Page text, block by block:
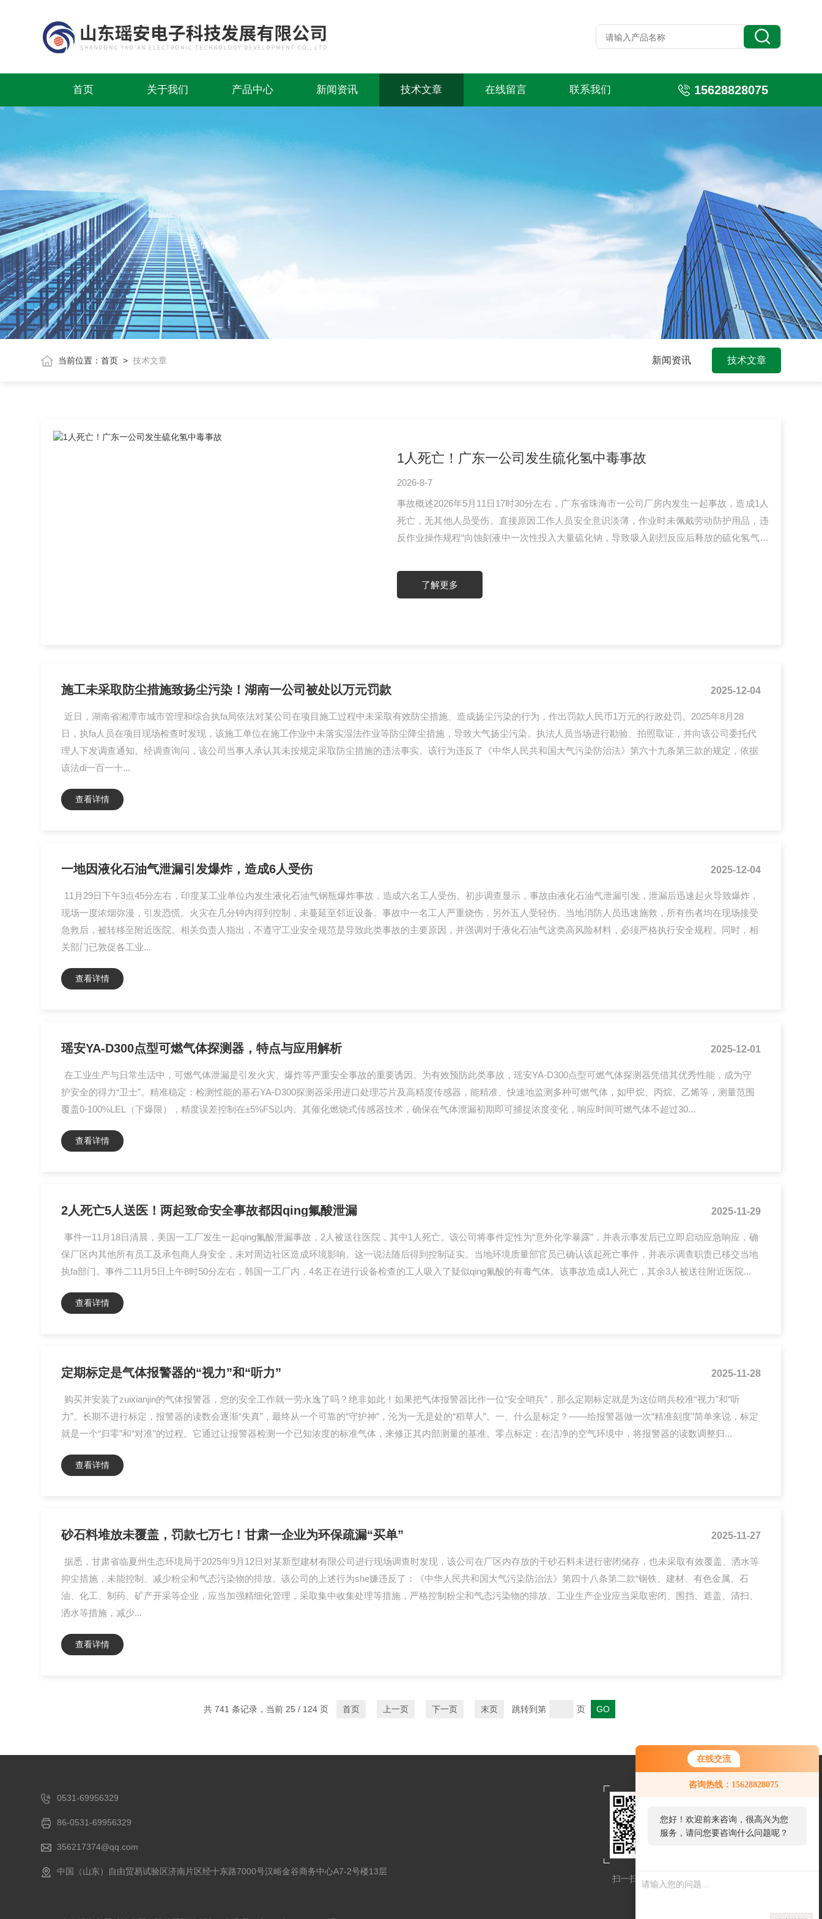
在线交流
咨询热线：15628828075
您好！欢迎前来咨询，很高兴为您
服务，请问您要咨询什么问题呢？
首页 关于我们 产品中心 新闻资讯 技术文章 在线留言 联系我们 15628828075
当前位置：首页 >技术文章 技术文章
新闻资讯
1人死亡！广东一公司发生硫化氢中毒事故
2026-8-7
事故概述2026年5月11日17时30分左右，广东省珠海市一公司厂房内发生一起事故，造成1人
死亡，无其他人员受伤。直接原因工作人员安全意识淡薄，作业时未佩戴劳动防护用品，违
反作业操作规程“向蚀刻液中一次性投入大量硫化钠，导致吸入剧烈反应后释放的硫化氢气体
毒、具有强酸性的窒息性气体，低浓度时具有臭鸡蛋味，可刺激呼吸道和眼睛；但高浓度时
很快引起嗅觉神经麻痹而不觉其味，容易使人中毒发生闪电型死亡...
了解更多
施工未采取防尘措施致扬尘污染！湖南一公司被处以万元罚款
近日，湖南省湘潭市城市管理和综合执fa局依法对某公司在项目施工过程中未采取有效防尘措施、造成扬尘污染的行为，作出罚款人民币1万元的行政处罚。2025年8月28
日，执fa人员在项目现场检查时发现，该施工单位在施工作业中未落实湿法作业等防尘降尘措施，导致大气扬尘污染。执法人员当场进行勘验、拍照取证，并向该公司委托代
理人下发调查通知。经调查询问，该公司当事人承认其未按规定采取防尘措施的违法事实。该行为违反了《中华人民共和国大气污染防治法》第六十九条第三款的规定，依据
该法di一百一十...
查看详情
2025-12-04
一地因液化石油气泄漏引发爆炸，造成6人受伤
11月29日下午3点45分左右，印度某工业单位内发生液化石油气钢瓶爆炸事故，造成六名工人受伤。初步调查显示，事故由液化石油气泄漏引发，泄漏后迅速起火导致爆炸，
现场一度浓烟弥漫，引发恐慌。火灾在几分钟内得到控制，未蔓延至邻近设备。事故中一名工人严重烧伤，另外五人受轻伤。当地消防人员迅速施救，所有伤者均在现场接受
急救后，被转移至附近医院。相关负责人指出，不遵守工业安全规范是导致此类事故的主要原因，并强调对于液化石油气这类高风险材料，必须严格执行安全规程。同时，相
关部门已敦促各工业...
查看详情
2025-12-04
瑶安YA-D300点型可燃气体探测器，特点与应用解析
在工业生产与日常生活中，可燃气体泄漏是引发火灾、爆炸等严重安全事故的重要诱因。为有效预防此类事故，瑶安YA-D300点型可燃气体探测器凭借其优秀性能，成为守
护安全的得力“卫士”。精准稳定：检测性能的基石YA-D300探测器采用进口处理芯片及高精度传感器，能精准、快速地监测多种可燃气体，如甲烷、丙烷、乙烯等，测量范围
覆盖0-100%LEL（下爆限），精度误差控制在±5%FS以内。其催化燃烧式传感器技术，确保在气体泄漏初期即可捕捉浓度变化，响应时间可燃气体不超过30...
查看详情
2025-12-01
2人死亡5人送医！两起致命安全事故都因qing氟酸泄漏
事件一11月18日清晨，美国一工厂发生一起qing氟酸泄漏事故，2人被送往医院，其中1人死亡。该公司将事件定性为“意外化学暴露”，并表示事发后已立即启动应急响应，确
保厂区内其他所有员工及承包商人身安全，未对周边社区造成环境影响。这一说法随后得到控制证实。当地环境质量部官员已确认该起死亡事件，并表示调查职责已移交当地
执fa部门。事件二11月5日上午8时50分左右，韩国一工厂内，4名正在进行设备检查的工人吸入了疑似qing氟酸的有毒气体。该事故造成1人死亡，其余3人被送往附近医院...
查看详情
2025-11-29
定期标定是气体报警器的“视力”和“听力”
购买并安装了zuixianjin的气体报警器，您的安全工作就一劳永逸了吗？绝非如此！如果把气体报警器比作一位“安全哨兵”，那么定期标定就是为这位哨兵校准“视力”和“听
力”。长期不进行标定，报警器的读数会逐渐“失真”，最终从一个可靠的“守护神”，沦为一无是处的“稻草人”。一、什么是标定？——给报警器做一次“精准刻度”简单来说，标定
就是一个“归零”和“对准”的过程。它通过让报警器检测一个已知浓度的标准气体，来修正其内部测量的基准。零点标定：在洁净的空气环境中，将报警器的读数调整归...
查看详情
2025-11-28
砂石料堆放未覆盖，罚款七万七！甘肃一企业为环保疏漏“买单”
据悉，甘肃省临夏州生态环境局于2025年9月12日对某新型建材有限公司进行现场调查时发现，该公司在厂区内存放的干砂石料未进行密闭储存，也未采取有效覆盖、洒水等
抑尘措施，未能控制、减少粉尘和气态污染物的排放。该公司的上述行为she嫌违反了：《中华人民共和国大气污染防治法》第四十八条第二款“钢铁、建材、有色金属、石
油、化工、制药、矿产开采等企业，应当加强精细化管理，采取集中收集处理等措施，严格控制粉尘和气态污染物的排放。工业生产企业应当采取密闭、围挡、遮盖、清扫、
洒水等措施，减少...
查看详情
2025-11-27
共 741 条记录，当前 25 / 124 页 首页 上一页 下一页 末页 跳转到第 页
0531-69956329
86-0531-69956329
356217374@qq.com
中国（山东）自由贸易试验区济南片区经十东路7000号汉峪金谷商务中心A7-2号楼13层
扫一扫关注我们